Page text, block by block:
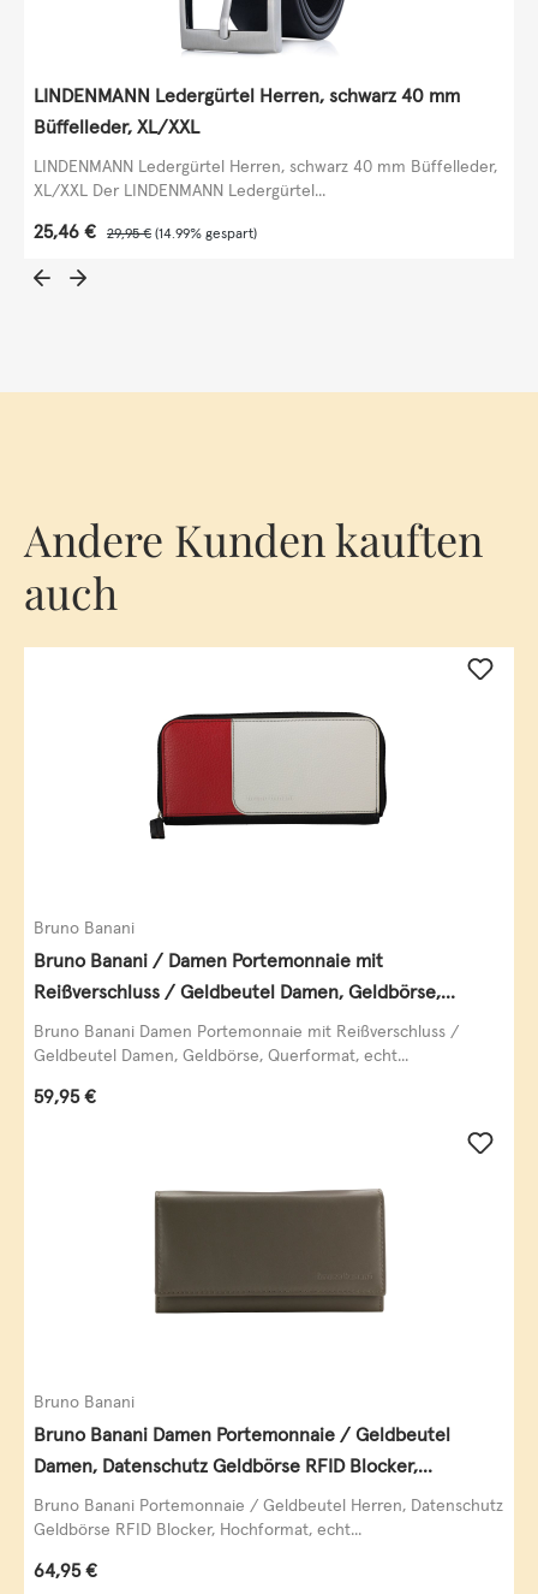
LINDENMANN Ledergürtel Herren, schwarz 40 mm
Büffelleder, XL/XXL
LINDENMANN Ledergürtel Herren, schwarz 40 mm Büffelleder,
XL/XXL Der LINDENMANN Ledergürtel...
Verkaufspreis:
25,46 € Regulärer Preis:
29,95 € (14.99% gespart)
Andere Kunden kauften
auch
Bruno Banani
Bruno Banani / Damen Portemonnaie mit
Reißverschluss / Geldbeutel Damen, Geldbörse,
Querformat, echt Leder, black/white/red
Bruno Banani Damen Portemonnaie mit Reißverschluss /
Geldbeutel Damen, Geldbörse, Querformat, echt...
Regulärer Preis:
59,95 €
Bruno Banani
Bruno Banani Damen Portemonnaie / Geldbeutel
Damen, Datenschutz Geldbörse RFID Blocker,
Querformat, echt Leder, taupe
Bruno Banani Portemonnaie / Geldbeutel Herren, Datenschutz
Geldbörse RFID Blocker, Hochformat, echt...
Regulärer Preis:
64,95 €